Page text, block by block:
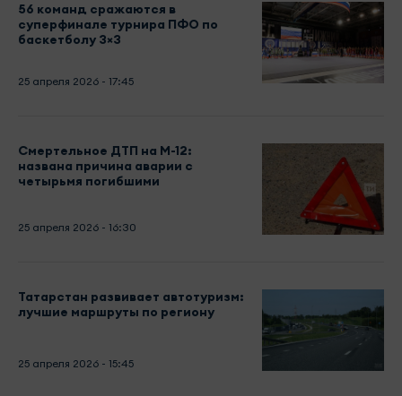
56 команд сражаются в
суперфинале турнира ПФО по
баскетболу 3×3
25 апреля 2026 - 17:45
Смертельное ДТП на М-12:
названа причина аварии с
четырьмя погибшими
25 апреля 2026 - 16:30
Татарстан развивает автотуризм:
лучшие маршруты по региону
25 апреля 2026 - 15:45